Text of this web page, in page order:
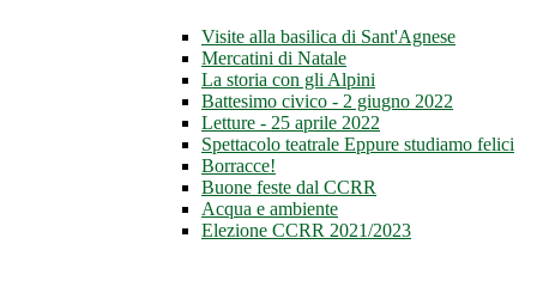
Visite alla basilica di Sant'Agnese
Mercatini di Natale
La storia con gli Alpini
Battesimo civico - 2 giugno 2022
Letture - 25 aprile 2022
Spettacolo teatrale Eppure studiamo felici
Borracce!
Buone feste dal CCRR
Acqua e ambiente
Elezione CCRR 2021/2023